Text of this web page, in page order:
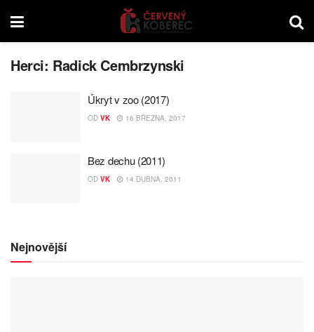
Herci: Radick Cembrzynski
Úkryt v zoo (2017)
OD VK 16 BŘEZNA, 2017
Bez dechu (2011)
OD VK 14 DUBNA, 2011
Nejnovější